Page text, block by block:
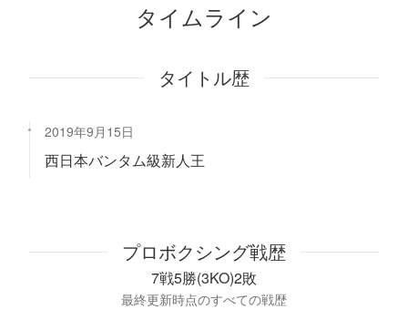
タイムライン
タイトル歴
2019年9月15日
西日本バンタム級新人王
プロボクシング戦歴
7戦5勝(3KO)2敗
最終更新時点のすべての戦歴